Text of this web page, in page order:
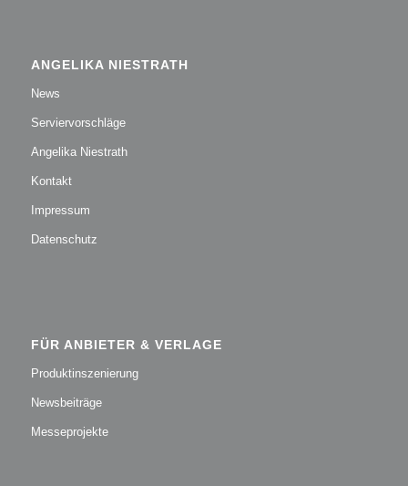
ANGELIKA NIESTRATH
News
Serviervorschläge
Angelika Niestrath
Kontakt
Impressum
Datenschutz
FÜR ANBIETER & VERLAGE
Produktinszenierung
Newsbeiträge
Messeprojekte